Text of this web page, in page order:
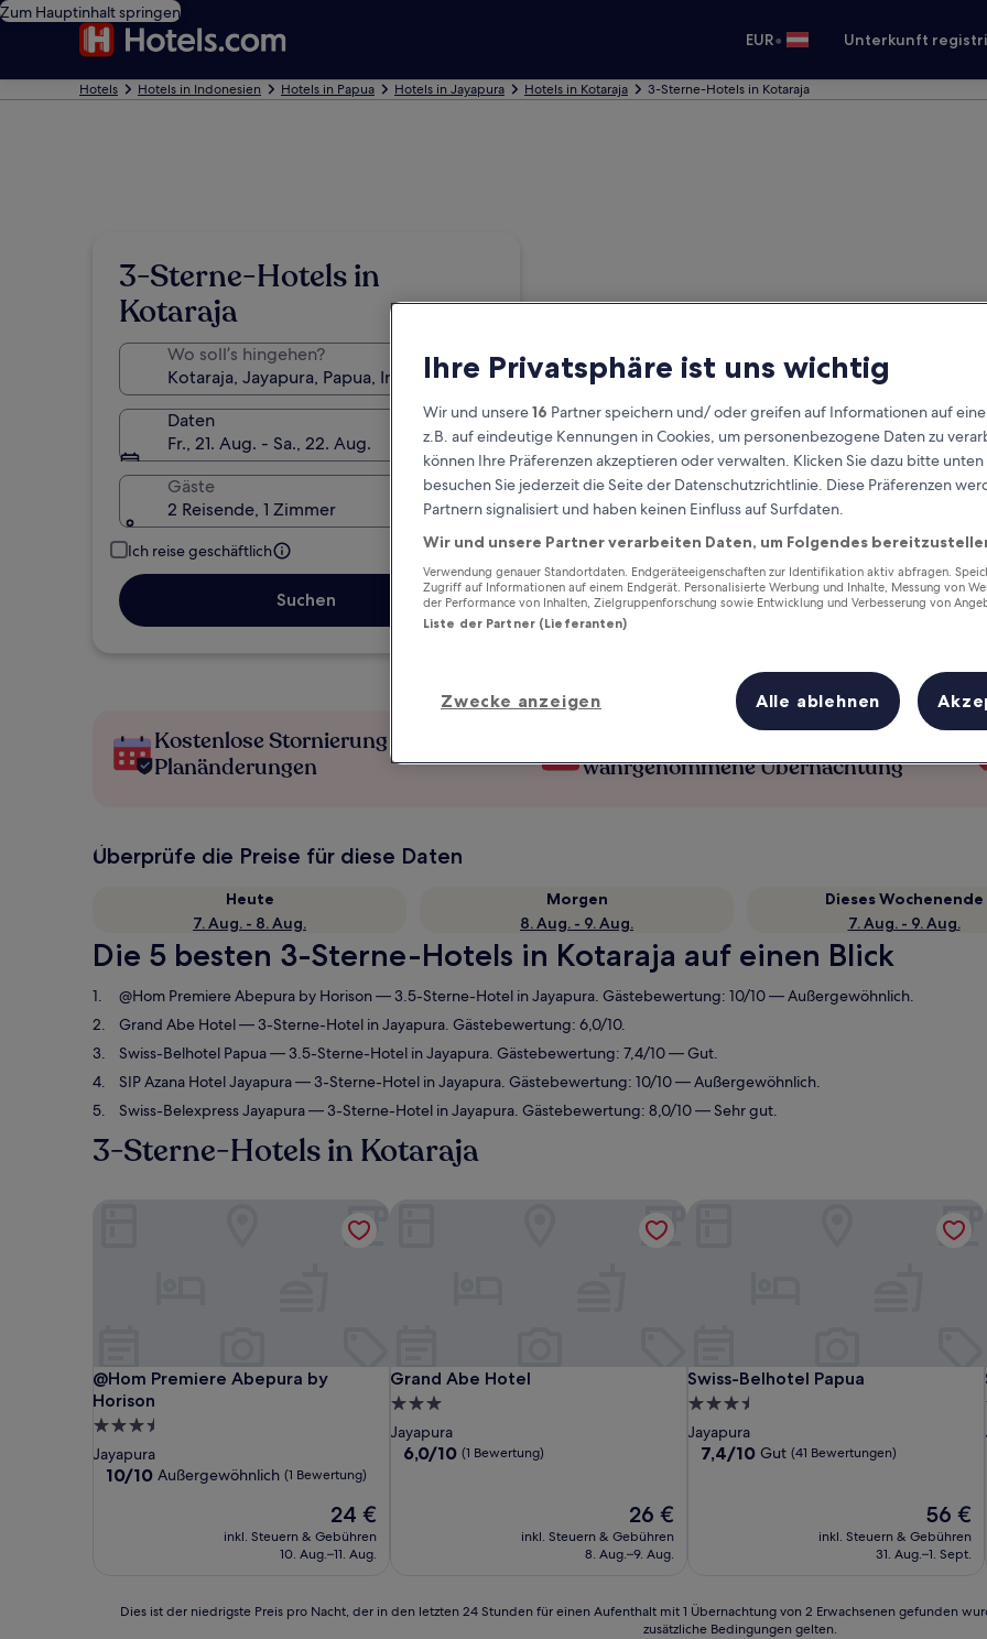
Zum Hauptinhalt springen
EUR• Unterkunft
Hotels Hotels in Indonesien Hotels in Papua Hotels in Jayapura Hotels in Kotaraja 3-Sterne-Hotels in Kotaraja
3-Sterne-Hotels in
Kotaraja
Wo soll’s hingehen?
Daten
Fr., 21. Aug. - Sa., 22. Aug.
Gäste
2 Reisende, 1 Zimmer
Ich reise geschäftlich
Suchen
Kostenlose Stornierung bei
Planänderungen
wahrgenommene Übernachtung
Überprüfe die Preise für diese Daten
Heute
7. Aug. - 8. Aug.
Morgen
8. Aug. - 9. Aug.
Dieses Wochenende
7. Aug. - 9. Aug.
Die 5 besten 3-Sterne-Hotels in Kotaraja auf einen Blick
@Hom Premiere Abepura by Horison— 3.5-Sterne-Hotel in Jayapura. Gästebewertung: 10/10 — Außergewöhnlich.
Grand Abe Hotel— 3-Sterne-Hotel in Jayapura. Gästebewertung: 6,0/10.
Swiss-Belhotel Papua— 3.5-Sterne-Hotel in Jayapura. Gästebewertung: 7,4/10 — Gut.
SIP Azana Hotel Jayapura— 3-Sterne-Hotel in Jayapura. Gästebewertung: 10/10 — Außergewöhnlich.
Swiss-Belexpress Jayapura— 3-Sterne-Hotel in Jayapura. Gästebewertung: 8,0/10 — Sehr gut.
3-Sterne-Hotels in Kotaraja
@Hom Premiere Abepura by
Horison
@Hom Premiere Abepura by Horison
3.5-
Sterne-
Unterkunft
Jayapura
10.0
Außergewöhnlich,
10/10 Außergewöhnlich (1 Bewertung)
Der
Preis
beträgt
24 €
inkl. Steuern & Gebühren
10. Aug.–11. Aug.
@Hom Premiere Abepura by Horison
Grand Abe Hotel
Grand Abe Hotel
3.0-
Sterne-
Unterkunft
Jayapura
6.0
6,0/10 (1 Bewertung)
Der
Preis
beträgt
26 €
inkl. Steuern & Gebühren
8. Aug.–9. Aug.
Swiss-Belhotel Papua
Swiss-Belhotel Papua
3.5-
Sterne-
Unterkunft
Jayapura
7.4
7,4/10 Gut (41 Bewertungen)
Der
Preis
beträgt
56 €
inkl. Steuern & Gebühren
31. Aug.–1. Sept.
Dies ist der niedrigste Preis pro Nacht, der in den letzten 24 Stunden für einen Aufenthalt mit 1 Übernachtung von 2 Erwachsenen gefunden
zusätzliche Bedingungen gelten.
Ihre Privatsphäre ist uns wichtig
Wir und unsere16 Partner speichern und/ oder greifen auf Informationen auf
z.B. auf eindeutige Kennungen in Cookies, um personenbezogene Daten zu
können Ihre Präferenzen akzeptieren oder verwalten. Klicken Sie dazu bitte
besuchen Sie jederzeit die Seite der Datenschutzrichtlinie. Diese Präferenzen
Partnern signalisiert und haben keinen Einfluss auf Surfdaten.
Wir und unsere Partner verarbeiten Daten, um Folgendes
Verwendung genauer Standortdaten. Endgeräteeigenschaften zur Identifikation aktiv abfragen.
Zugriff auf Informationen auf einem Endgerät. Personalisierte Werbung und Inhalte, Messung von
der Performance von Inhalten, Zielgruppenforschung sowie Entwicklung und Verbesserung von
Liste der Partner (Lieferanten)
Zwecke anzeigen Alle ablehnen